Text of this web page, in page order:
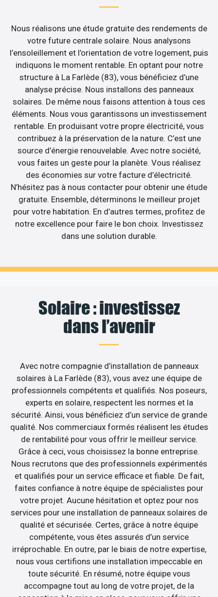
Nous réalisons une étude gratuite des rendements de
votre future centrale solaire. Nous analysons
l’ensoleillement et l’orientation de votre logement, puis
indiquons le moment rentable. En optant pour notre
structure à La Farlède (83), vous bénéficiez d’une
analyse précise. Nous installons des panneaux
solaires. De même nous faisons attention à tous ces
éléments. Nous vous garantissons un investissement
rentable. En produisant votre propre électricité, vous
contribuez à la préservation de la nature. C’est une
source d’énergie renouvelable. Avec notre société,
vous faites un geste pour la planète. Vous réalisez
des économies sur votre facture d’électricité.
N’hésitez pas à nous contacter pour obtenir une étude
gratuite. Ensemble, déterminons le meilleur projet
pour votre habitation. En d’autres termes, profitez de
notre excellence pour faire le bon choix. Investissez
dans une solution durable.
Solaire : investissez
dans l’avenir
Avec notre compagnie d’installation de panneaux
solaires à La Farlède (83), vous avez une équipe de
professionnels compétents et qualifiés. Nos poseurs,
experts en solaire, respectent les normes et la
sécurité. Ainsi, vous bénéficiez d’un service de grande
qualité. Nos commerciaux formés réalisent les études
de rentabilité pour vous offrir le meilleur service.
Grâce à ceci, vous choisissez la bonne entreprise.
Nous recrutons que des professionnels expérimentés
et qualifiés pour un service efficace et fiable. De fait,
faites confiance à notre équipe de spécialistes pour
votre projet. Aucune hésitation et optez pour nos
services pour une installation de panneaux solaires de
qualité et sécurisée. Certes, grâce à notre équipe
compétente, vous êtes assurés d’un service
irréprochable. En outre, par le biais de notre expertise,
nous vous certifions une installation impeccable en
toute sécurité. En résumé, notre équipe vous
accompagne tout au long de votre projet, de la